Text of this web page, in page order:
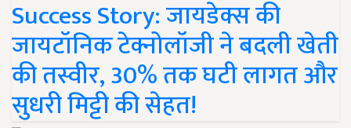
Success Story: जायडेक्स की
जायटॉनिक टेक्नोलॉजी ने बदली खेती
की तस्वीर, 30% तक घटी लागत और
सुधरी मिट्टी की सेहत!